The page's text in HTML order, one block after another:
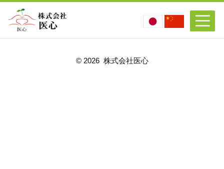
© 2026 株式会社医心